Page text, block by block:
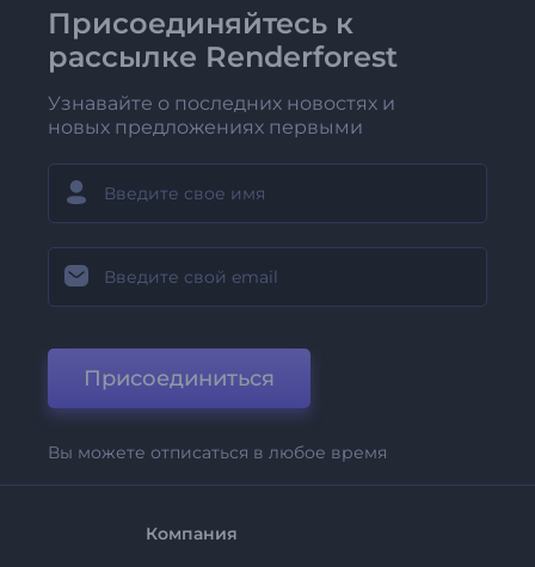
Присоединяйтесь к
рассылке Renderforest
Узнавайте о последних новостях и
новых предложениях первыми
Присоединиться
Вы можете отписаться в любое время
Компания